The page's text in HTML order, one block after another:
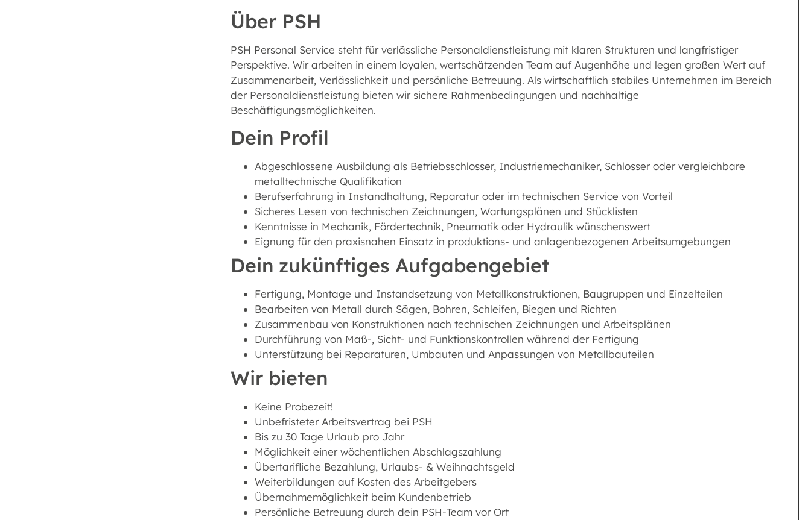
Über PSH
PSH Personal Service steht für verlässliche Personaldienstleistung mit klaren Strukturen und langfristiger
Perspektive. Wir arbeiten in einem loyalen, wertschätzenden Team auf Augenhöhe und legen großen Wert auf
Zusammenarbeit, Verlässlichkeit und persönliche Betreuung. Als wirtschaftlich stabiles Unternehmen im Bereich
der Personaldienstleistung bieten wir sichere Rahmenbedingungen und nachhaltige
Beschäftigungsmöglichkeiten.
Dein Profil
Abgeschlossene Ausbildung als Betriebsschlosser, Industriemechaniker, Schlosser oder vergleichbare
metalltechnische Qualifikation
Berufserfahrung in Instandhaltung, Reparatur oder im technischen Service von Vorteil
Sicheres Lesen von technischen Zeichnungen, Wartungsplänen und Stücklisten
Kenntnisse in Mechanik, Fördertechnik, Pneumatik oder Hydraulik wünschenswert
Eignung für den praxisnahen Einsatz in produktions- und anlagenbezogenen Arbeitsumgebungen
Dein zukünftiges Aufgabengebiet
Fertigung, Montage und Instandsetzung von Metallkonstruktionen, Baugruppen und Einzelteilen
Bearbeiten von Metall durch Sägen, Bohren, Schleifen, Biegen und Richten
Zusammenbau von Konstruktionen nach technischen Zeichnungen und Arbeitsplänen
Durchführung von Maß-, Sicht- und Funktionskontrollen während der Fertigung
Unterstützung bei Reparaturen, Umbauten und Anpassungen von Metallbauteilen
Wir bieten
Keine Probezeit!
Unbefristeter Arbeitsvertrag bei PSH
Bis zu 30 Tage Urlaub pro Jahr
Möglichkeit einer wöchentlichen Abschlagszahlung
Übertarifliche Bezahlung, Urlaubs- & Weihnachtsgeld
Weiterbildungen auf Kosten des Arbeitgebers
Übernahmemöglichkeit beim Kundenbetrieb
Persönliche Betreuung durch dein PSH-Team vor Ort